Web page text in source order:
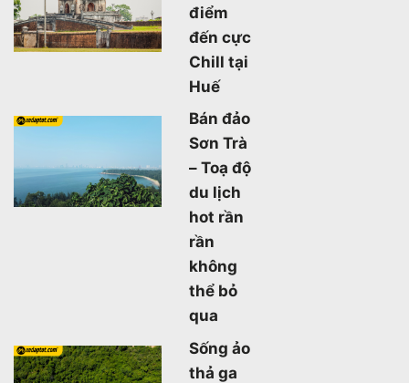
điểm
đến cực
Chill tại
Huế
Bán đảo
Sơn Trà
– Toạ độ
du lịch
hot rần
rần
không
thể bỏ
qua
Sống ảo
thả ga